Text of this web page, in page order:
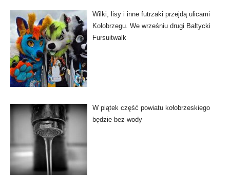
Wilki, lisy i inne futrzaki przejdą ulicami
Kołobrzegu. We wrześniu drugi Bałtycki
Fursuitwalk
W piątek część powiatu kołobrzeskiego
będzie bez wody